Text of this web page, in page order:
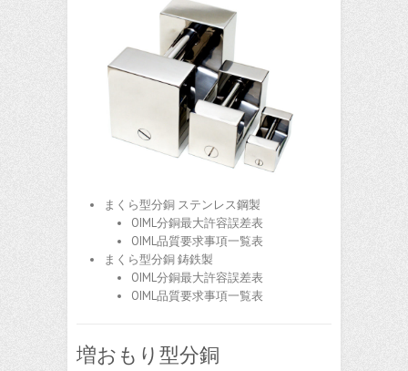
まくら型分銅 ステンレス鋼製
OIML分銅最大許容誤差表
OIML品質要求事項一覧表
まくら型分銅 鋳鉄製
OIML分銅最大許容誤差表
OIML品質要求事項一覧表
増おもり型分銅